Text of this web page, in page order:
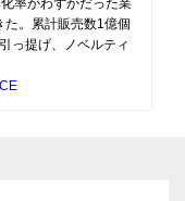
率がわずかだった業
。累計販売数1億個
っ提げ、ノベルティ